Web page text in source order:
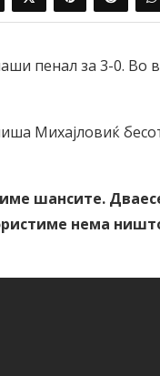
пенал за 3-0. Во
Михајловиќ
шансите.
нема